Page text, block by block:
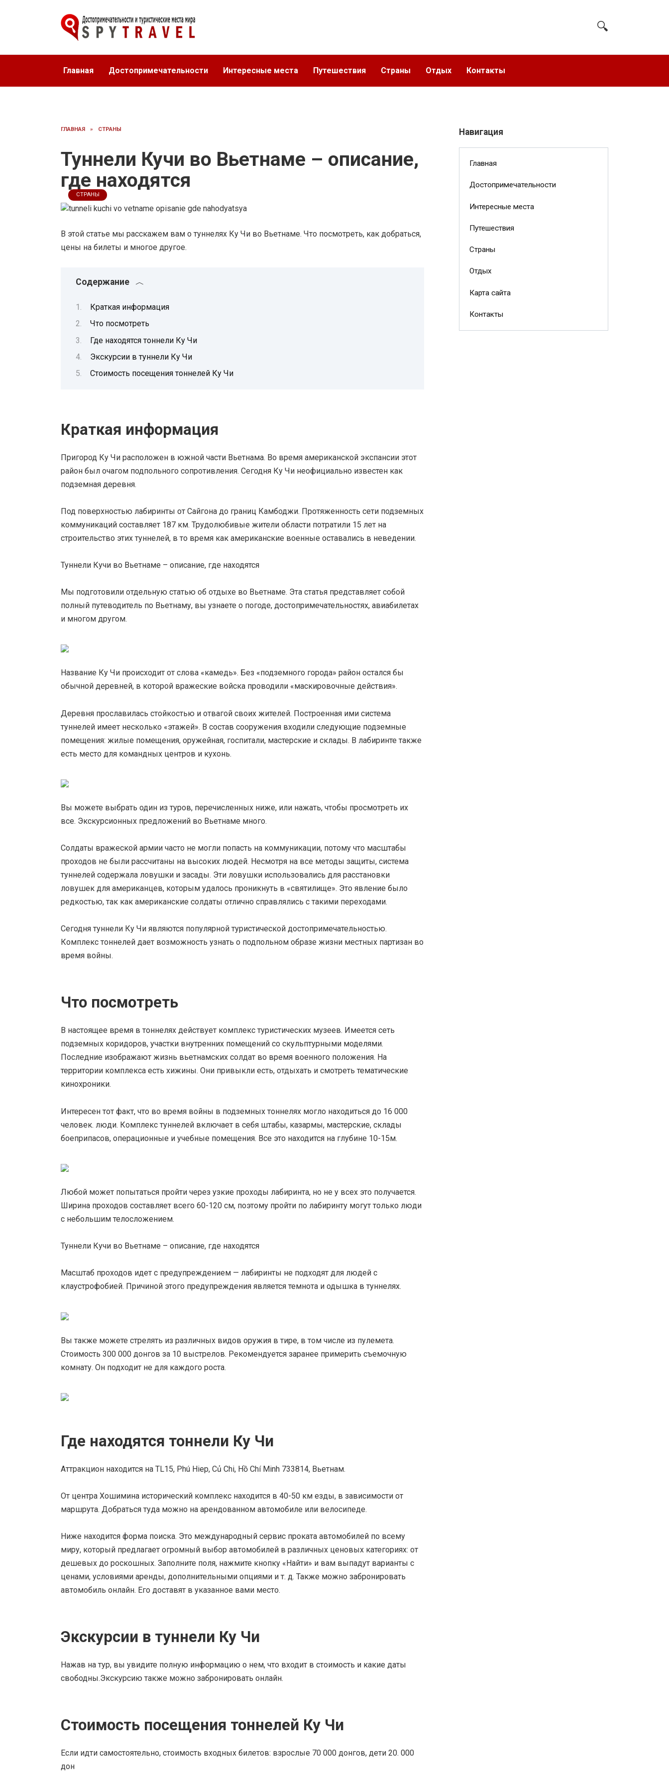
Главная Достопримечательности Интересные места Путешествия Страны Отдых Контакты
ГЛАВНАЯ » СТРАНЫ
Туннели Кучи во Вьетнаме – описание,
где находятся
СТРАНЫ
В этой статье мы расскажем вам о туннелях Ку Чи во Вьетнаме. Что посмотреть, как добраться,
цены на билеты и многое другое.
Содержание
Краткая информация
Что посмотреть
Где находятся тоннели Ку Чи
Экскурсии в туннели Ку Чи
Стоимость посещения тоннелей Ку Чи
Краткая информация
Пригород Ку Чи расположен в южной части Вьетнама. Во время американской экспансии этот
район был очагом подпольного сопротивления. Сегодня Ку Чи неофициально известен как
подземная деревня.
Под поверхностью лабиринты от Сайгона до границ Камбоджи. Протяженность сети подземных
коммуникаций составляет 187 км. Трудолюбивые жители области потратили 15 лет на
строительство этих туннелей, в то время как американские военные оставались в неведении.
Туннели Кучи во Вьетнаме – описание, где находятся
Мы подготовили отдельную статью об отдыхе во Вьетнаме. Эта статья представляет собой
полный путеводитель по Вьетнаму, вы узнаете о погоде, достопримечательностях, авиабилетах
и ​​многом другом.
Название Ку Чи происходит от слова «камедь». Без «подземного города» район остался бы
обычной деревней, в которой вражеские войска проводили «маскировочные действия».
Деревня прославилась стойкостью и отвагой своих жителей. Построенная ими система
туннелей имеет несколько «этажей». В состав сооружения входили следующие подземные
помещения: жилые помещения, оружейная, госпитали, мастерские и склады. В лабиринте также
есть место для командных центров и кухонь.
Вы можете выбрать один из туров, перечисленных ниже, или нажать, чтобы просмотреть их
все. Экскурсионных предложений во Вьетнаме много.
Солдаты вражеской армии часто не могли попасть на коммуникации, потому что масштабы
проходов не были рассчитаны на высоких людей. Несмотря на все методы защиты, система
туннелей содержала ловушки и засады. Эти ловушки использовались для расстановки
ловушек для американцев, которым удалось проникнуть в «святилище». Это явление было
редкостью, так как американские солдаты отлично справлялись с такими переходами.
Сегодня туннели Ку Чи являются популярной туристической достопримечательностью.
Комплекс тоннелей дает возможность узнать о подпольном образе жизни местных партизан во
время войны.
Что посмотреть
В настоящее время в тоннелях действует комплекс туристических музеев. Имеется сеть
подземных коридоров, участки внутренних помещений со скульптурными моделями.
Последние изображают жизнь вьетнамских солдат во время военного положения. На
территории комплекса есть хижины. Они привыкли есть, отдыхать и смотреть тематические
кинохроники.
Интересен тот факт, что во время войны в подземных тоннелях могло находиться до 16 000
человек. люди. Комплекс туннелей включает в себя штабы, казармы, мастерские, склады
боеприпасов, операционные и учебные помещения. Все это находится на глубине 10-15м.
Любой может попытаться пройти через узкие проходы лабиринта, но не у всех это получается.
Ширина проходов составляет всего 60-120 см, поэтому пройти по лабиринту могут только люди
с небольшим телосложением.
Туннели Кучи во Вьетнаме – описание, где находятся
Масштаб проходов идет с предупреждением — лабиринты не подходят для людей с
клаустрофобией. Причиной этого предупреждения является темнота и одышка в туннелях.
Вы также можете стрелять из различных видов оружия в тире, в том числе из пулемета.
Стоимость 300 000 донгов за 10 выстрелов. Рекомендуется заранее примерить съемочную
комнату. Он подходит не для каждого роста.
Где находятся тоннели Ку Чи
Аттракцион находится на TL15, Phú Hiep, Củ Chi, Hồ Chí Minh 733814, Вьетнам.
От центра Хошимина исторический комплекс находится в 40-50 км езды, в зависимости от
маршрута. Добраться туда можно на арендованном автомобиле или велосипеде.
Ниже находится форма поиска. Это международный сервис проката автомобилей по всему
миру, который предлагает огромный выбор автомобилей в различных ценовых категориях: от
дешевых до роскошных. Заполните поля, нажмите кнопку «Найти» и вам выпадут варианты с
ценами, условиями аренды, дополнительными опциями и т. д. Также можно забронировать
автомобиль онлайн. Его доставят в указанное вами место.
Экскурсии в туннели Ку Чи
Нажав на тур, вы увидите полную информацию о нем, что входит в стоимость и какие даты
свободны.Экскурсию также можно забронировать онлайн.
Стоимость посещения тоннелей Ку Чи
Если идти самостоятельно, стоимость входных билетов: взрослые 70 000 донгов, дети 20. 000
дон
Навигация
Главная
Достопримечательности
Интересные места
Путешествия
Страны
Отдых
Карта сайта
Контакты